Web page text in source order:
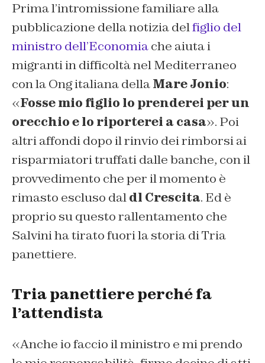
Prima l’intromissione familiare alla
pubblicazione della notizia delfiglio del
ministro dell’Economiache aiuta i
migranti in difficoltà nel Mediterraneo
con la Ong italiana dellaMare Jonio:
«Fosse mio figlio lo prenderei per un
orecchio e lo riporterei a casa». Poi
altri affondi dopo il rinvio dei rimborsi ai
risparmiatori truffati dalle banche, con il
provvedimento che per il momento è
rimasto escluso daldl Crescita. Ed è
proprio su questo rallentamento che
Salvini ha tirato fuori la storia di Tria
panettiere.
Tria panettiere perché fa
l’attendista
«Anche io faccio il ministro e mi prendo